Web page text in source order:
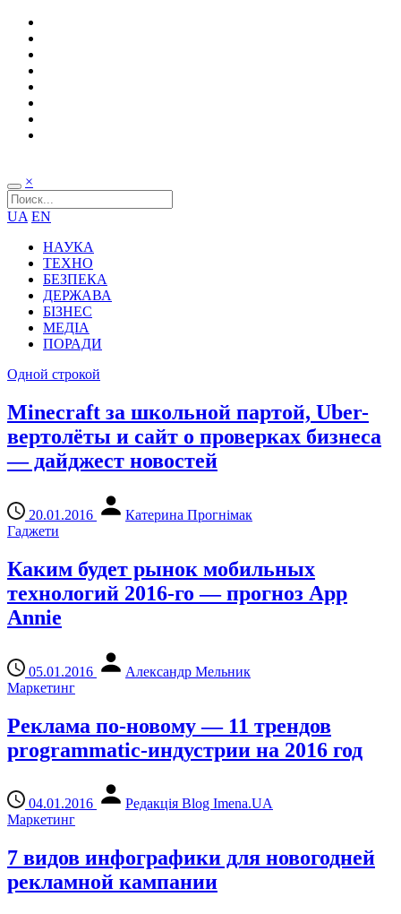
×
UA EN
НАУКА
ТЕХНО
БЕЗПЕКА
ДЕРЖАВА
БІЗНЕС
МЕДІА
ПОРАДИ
Одной строкой
Minecraft за школьной партой, Uber-
вертолёты и сайт о проверках бизнеса
— дайджест новостей
20.01.2016
Катерина Прогнімак
Гаджети
Каким будет рынок мобильных
технологий 2016-го — прогноз App
Annie
05.01.2016
Александр Мельник
Маркетинг
Реклама по-новому — 11 трендов
programmatic-индустрии на 2016 год
04.01.2016
Редакція Blog Imena.UA
Маркетинг
7 видов инфографики для новогодней
рекламной кампании